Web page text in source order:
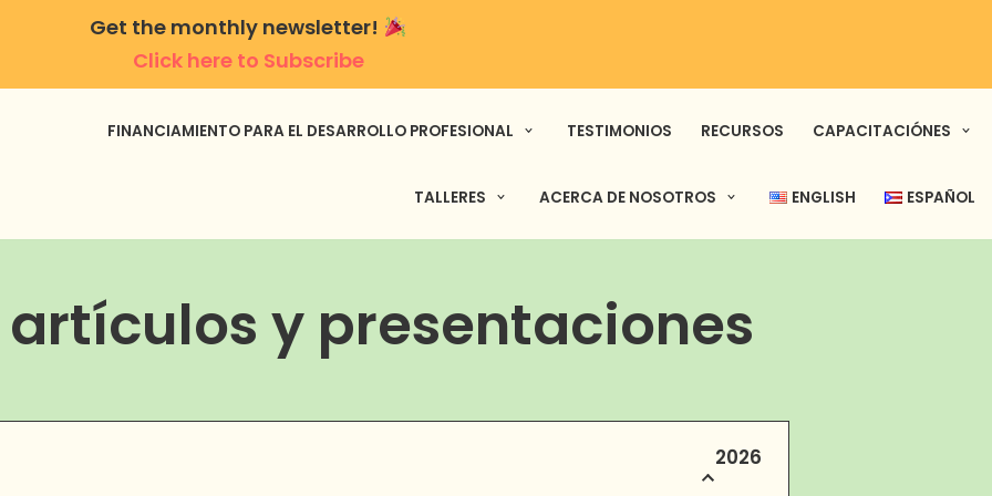
Get the monthly newsletter!
Click here to Subscribe
FINANCIAMIENTO PARA EL DESARROLLO PROFESIONAL TESTIMONIOS RECURSOS CAPACITACIÓNES
TALLERES ACERCA DE NOSOTROS ENGLISH ESPAÑOL
artículos y presentaciones
2026